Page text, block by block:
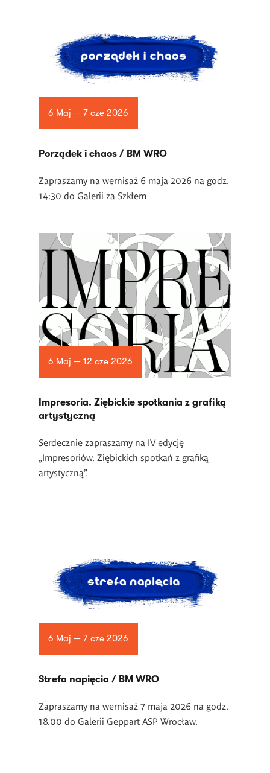
6 Maj — 7 cze 2026
Porządek i chaos / BM WRO
Zapraszamy na wernisaż 6 maja 2026 na godz.
14:30 do Galerii za Szkłem
6 Maj — 12 cze 2026
Impresoria. Ziębickie spotkania z grafiką
artystyczną
Serdecznie zapraszamy na IV edycję
„Impresoriów. Ziębickich spotkań z grafiką
artystyczną”.
6 Maj — 7 cze 2026
Strefa napięcia / BM WRO
Zapraszamy na wernisaż 7 maja 2026 na godz.
18.00 do Galerii Geppart ASP Wrocław.